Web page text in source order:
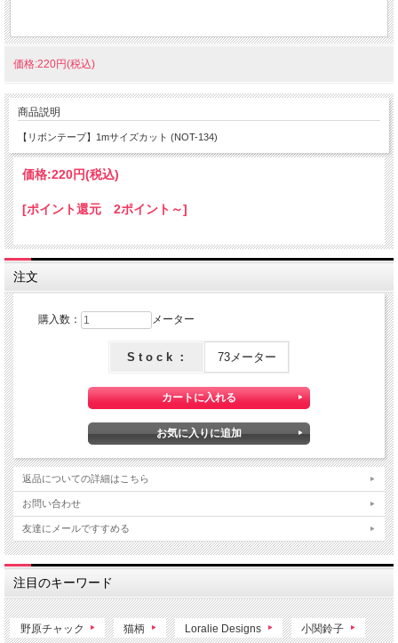
価格:220円(税込)
商品説明
【リボンテープ】1mサイズカット (NOT-134)
価格:220円(税込)
[ポイント還元 2ポイント～]
注文
購入数： メーター
S t o c k ： 73メーター
返品についての詳細はこちら
お問い合わせ
友達にメールですすめる
注目のキーワード
野原チャック 猫柄 Loralie Designs 小関鈴子